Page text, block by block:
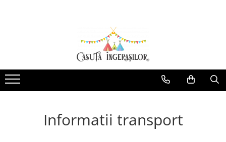
Corturi baieti
Corturi unisex
Perne pentru alaptat
Paturici si Museline
Informatii transport